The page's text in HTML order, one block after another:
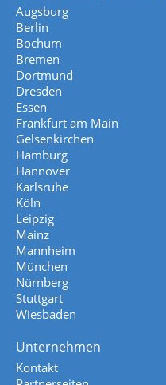
Augsburg
Berlin
Bochum
Bremen
Dortmund
Dresden
Essen
Frankfurt am Main
Gelsenkirchen
Hamburg
Hannover
Karlsruhe
Köln
Leipzig
Mainz
Mannheim
München
Nürnberg
Stuttgart
Wiesbaden
Unternehmen
Kontakt